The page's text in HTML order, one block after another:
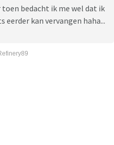
bedacht ik me wel dat ik
kan vervangen haha...